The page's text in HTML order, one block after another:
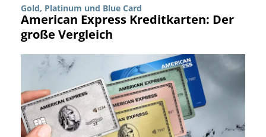
Gold, Platinum und Blue Card
American Express Kreditkarten: Der
große Vergleich